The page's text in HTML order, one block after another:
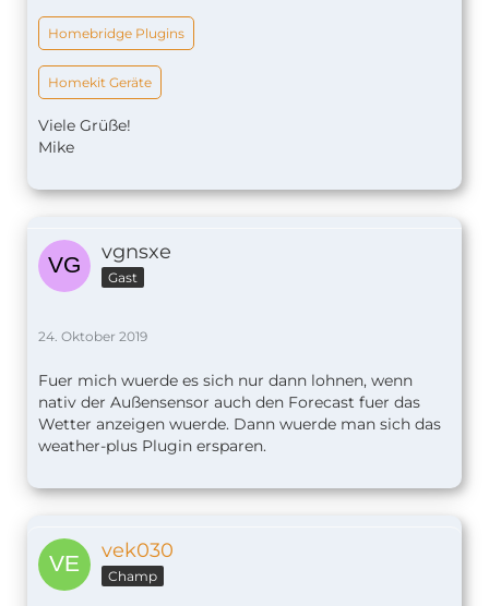
Homebridge Plugins
Homekit Geräte
Viele Grüße!
Mike
vgnsxe
Gast
24. Oktober 2019
Fuer mich wuerde es sich nur dann lohnen, wenn
nativ der Außensensor auch den Forecast fuer das
Wetter anzeigen wuerde. Dann wuerde man sich das
weather-plus Plugin ersparen.
vek030
Champ